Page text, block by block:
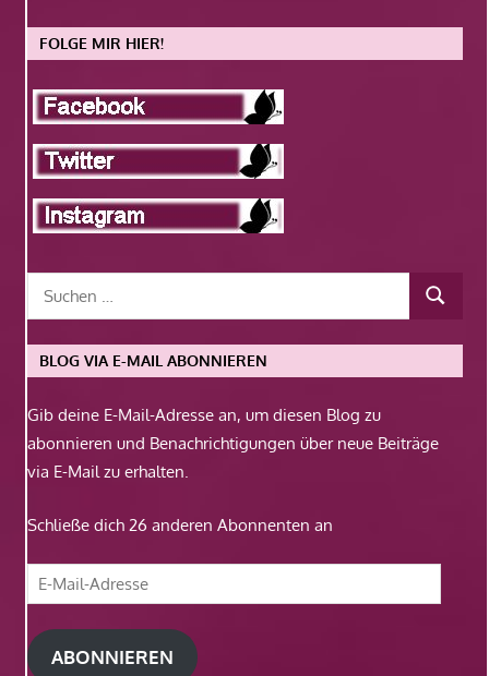
FOLGE MIR HIER!
BLOG VIA E-MAIL ABONNIEREN
Gib deine E-Mail-Adresse an, um diesen Blog zu
abonnieren und Benachrichtigungen über neue Beiträge
via E-Mail zu erhalten.
Schließe dich 26 anderen Abonnenten an
E-
Mail-
Adresse
ABONNIEREN